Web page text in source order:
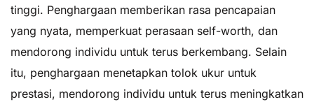
tinggi. Penghargaan memberikan rasa pencapaian
yang nyata, memperkuat perasaan self-worth, dan
mendorong individu untuk terus berkembang. Selain
itu, penghargaan menetapkan tolok ukur untuk
prestasi, mendorong individu untuk terus meningkatkan